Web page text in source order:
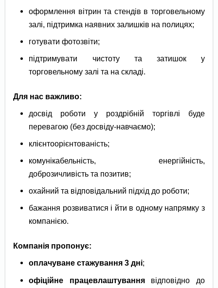
оформлення вітрин та стендів в торговельному
залі, підтримка наявних залишків на полицях;
готувати фотозвіти;
підтримувати чистоту та затишок у
торговельному залі та на складі.
Для нас важливо:
досвід роботи у роздрібній торгівлі буде
перевагою (без досвіду-навчаємо);
клієнтоорієнтованість;
комунікабельність, енергійність,
доброзичливість та позитив;
охайний та відповідальний підхід до роботи;
бажання розвиватися і йти в одному напрямку з
компанією.
Компанія пропонує:
оплачуване стажування 3 дні;
офіційне працевлаштуваннявідповідно до